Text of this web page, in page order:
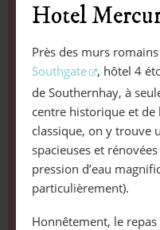
Hotel
Près des murs romains
Southgate
, hôtel 4
de Southernhay, à
centre historique et de
classique, on y trouve
spacieuses et
pression d’eau
particulièrement).
Honnêtement, le